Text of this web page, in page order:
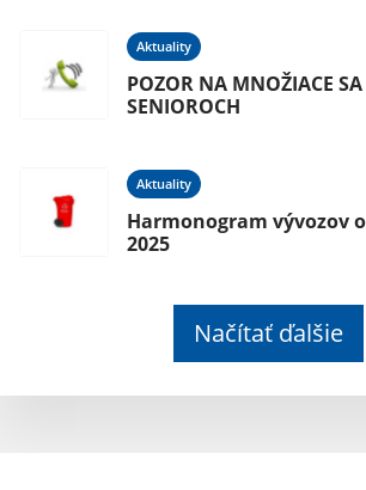
Aktuality
POZOR NA MNOŽIACE
SENIOROCH
Aktuality
Harmonogram vývozov
2025
Načítať ďalšie